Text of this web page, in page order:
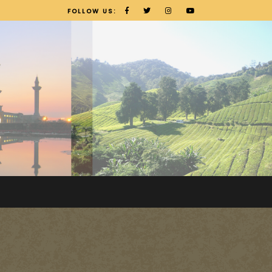
FOLLOW US: